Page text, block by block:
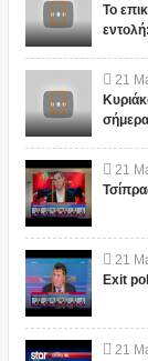
Το
21
21
21
Exit
21